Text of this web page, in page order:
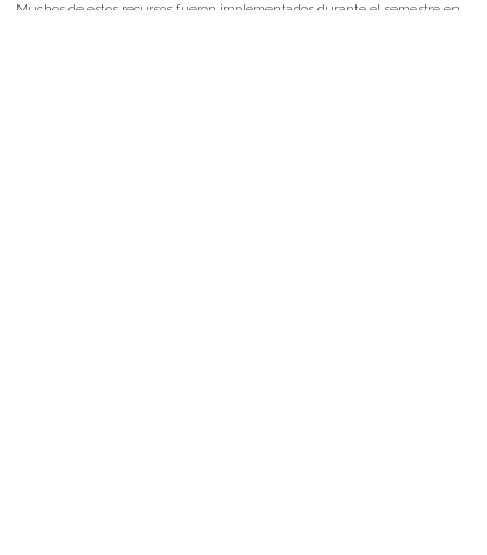
Muchos de estos recursos fueron implementados durante el semestre en